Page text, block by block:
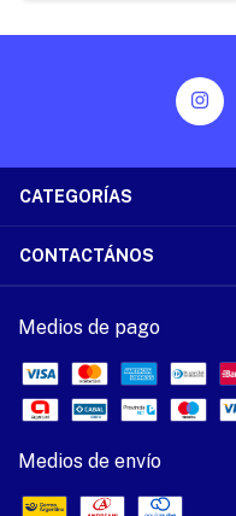
CATEGORÍAS
CONTACTÁNOS
Medios de pago
Medios de envío